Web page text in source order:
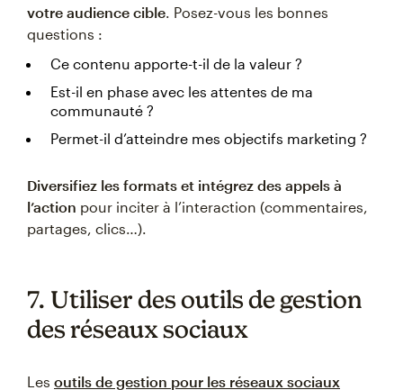
votre audience cible. Posez-vous les bonnes
questions :
Ce contenu apporte-t-il de la valeur ?
Est-il en phase avec les attentes de ma
communauté ?
Permet-il d’atteindre mes objectifs marketing ?
Diversifiez les formats et intégrez des appels à
l’action pour inciter à l’interaction (commentaires,
partages, clics…).
7. Utiliser des outils de gestion
des réseaux sociaux
Les outils de gestion pour les réseaux sociaux